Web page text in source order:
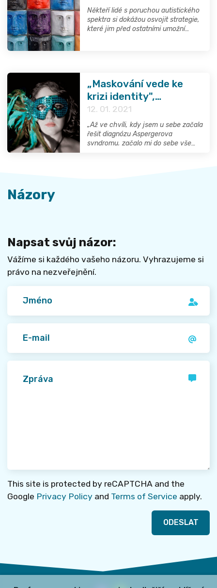
Někteří lidé s poruchou autistického
spektra si dokážou osvojit strategie,
které jim před ostatními umožní
vysoká míra maskování spojená se
zvýšeným výskytem psychických
potíží v podobě úzkosti, stresu,
deprese a se zvýšeným rizikem
sebevražedného chování.
„Maskování vede ke
krizi identity",
vysvětluje Míša, která
se s maskováním
vyrovnává
12. 01. 2021
„Až ve chvíli, kdy jsem u sebe začala
řešit diagnózu Aspergerova
syndromu, začalo mi do sebe vše
Názory
Napsat svůj názor:
Vážíme si každého vašeho názoru. Vyhrazujeme si
právo na nezveřejnění.
This site is protected by reCAPTCHA and the
Google Privacy Policy and Terms of Service apply.
ODESLAT